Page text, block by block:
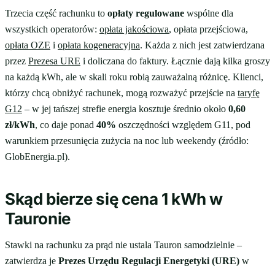
Trzecia część rachunku to opłaty regulowane wspólne dla
wszystkich operatorów: opłata jakościowa, opłata przejściowa,
opłata OZE i opłata kogeneracyjna. Każda z nich jest zatwierdzana
przez Prezesa URE i doliczana do faktury. Łącznie dają kilka groszy
na każdą kWh, ale w skali roku robią zauważalną różnicę. Klienci,
którzy chcą obniżyć rachunek, mogą rozważyć przejście na taryfę
G12 – w jej tańszej strefie energia kosztuje średnio około 0,60
zł/kWh, co daje ponad 40% oszczędności względem G11, pod
warunkiem przesunięcia zużycia na noc lub weekendy (źródło:
GlobEnergia.pl).
Skąd bierze się cena 1 kWh w
Tauronie
Stawki na rachunku za prąd nie ustala Tauron samodzielnie –
zatwierdza je Prezes Urzędu Regulacji Energetyki (URE) w